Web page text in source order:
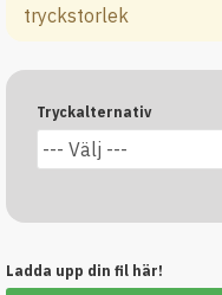
tryckstorlek
Tryckalternativ
Ladda upp din fil här!